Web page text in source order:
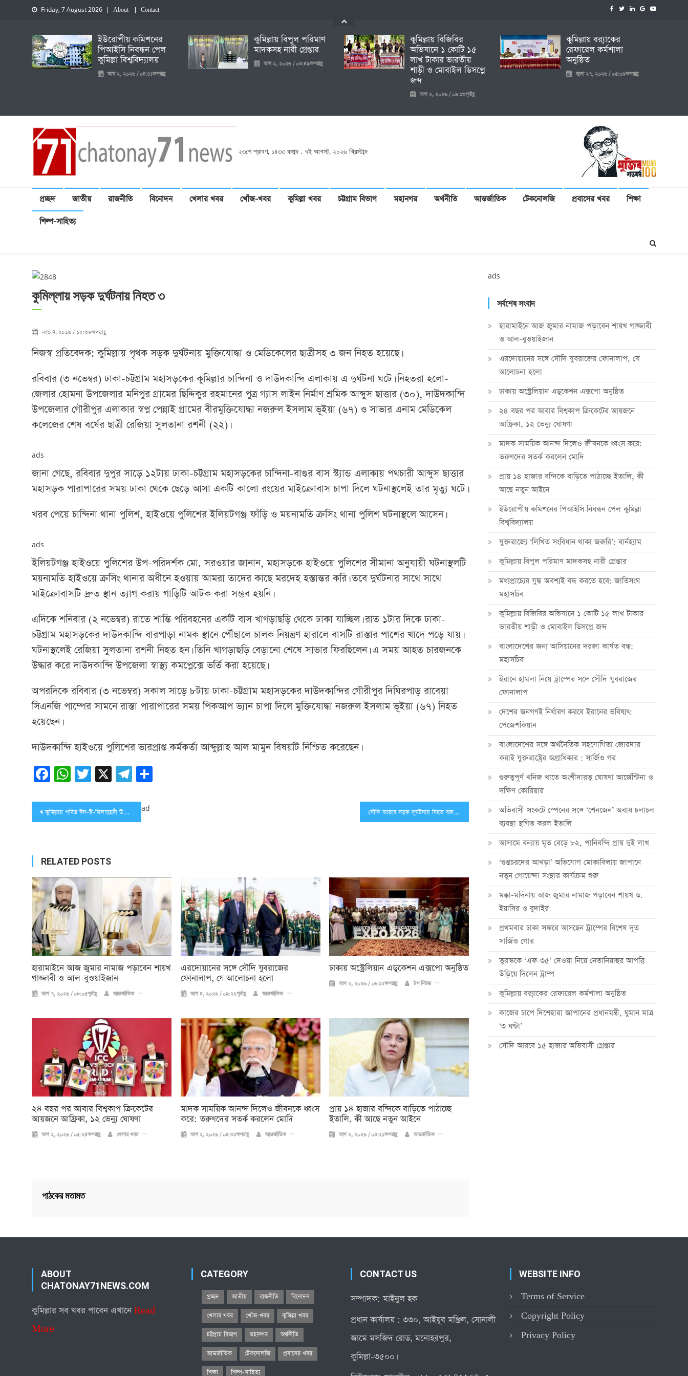
Friday, 7 August 2026 About Contact
ইউরোপীয় কমিশনের
পিআইসি নিবন্ধন পেল
কুমিল্লা বিশ্ববিদ্যালয়
আগ ২, ২০২৬ / ০৪:১১অপরাহ্ণ
কুমিল্লায় বিপুল পরিমাণ
মাদকসহ নারী গ্রেপ্তার
আগ ২, ২০২৬ / ০৩:৪৯অপরাহ্ণ
কুমিল্লায় বিজিবির
অভিযানে ১ কোটি ১৫
লাখ টাকার ভারতীয়
শাড়ী ও মোবাইল ডিসপ্লে
জব্দ
আগ ২, ২০২৬ / ০৯:১৩পূর্বাহ্ণ
কুমিল্লায় ব্র‍্যাকের
রেফারেল কর্মশালা
অনুষ্ঠিত
জুলা ২৭, ২০২৬ / ০৫:০৯অপরাহ্ণ
২৩শে শ্রাবণ, ১৪৩৩ বঙ্গাব্দ . ৭ই আগস্ট, ২০২৬ খ্রিস্টাব্দ
প্রচ্ছদ জাতীয় রাজনীতি বিনোদন খেলার খবর খোঁজ-খবর কুমিল্লা খবর চট্টগ্রাম বিভাগ মহানগর অর্থনীতি আন্তর্জাতিক টেকনোলজি প্রবাসের খবর শিক্ষা
শিল্প-সাহিত্য
কুমিল্লায় সড়ক দুর্ঘটনায় নিহত ৩
নভে ৪, ২০১৯ / ১২:৩৬অপরাহ্ণ
নিজস্ব প্রতিবেদক: কুমিল্লায় পৃথক সড়ক দুর্ঘটনায় মুক্তিযোদ্ধা ও মেডিকেলের ছাত্রীসহ ৩ জন নিহত হয়েছে।
রবিবার (৩ নভেম্বর) ঢাকা-চট্টগ্রাম মহাসড়কের কুমিল্লার চান্দিনা ও দাউদকান্দি এলাকায় এ দুর্ঘটনা ঘটে। নিহতরা হলো-
জেলার হোমনা উপজেলার মনিপুর গ্রামের ছিদ্দিকুর রহমানের পুত্র গ্যাস লাইন নির্মাণ শ্রমিক আব্দুস ছাত্তার (৩০), দাউদকান্দি
উপজেলার গৌরীপুর এলাকার স্বপ্ন পেন্নাই গ্রামের বীরমুক্তিযোদ্ধা নজরুল ইসলাম ভূইয়া (৬৭) ও সাভার এনাম মেডিকেল
কলেজের শেষ বর্ষের ছাত্রী রেজিয়া সুলতানা রশনী (২২)।
ads
জানা গেছে, রবিবার দুপুর সাড়ে ১২টায় ঢাকা-চট্টগ্রাম মহাসড়কের চান্দিনা-বাগুর বাস স্ট্যান্ড এলাকায় পথচারী আব্দুস ছাত্তার
মহাসড়ক পারাপারের সময় ঢাকা থেকে ছেড়ে আসা একটি কালো রংয়ের মাইক্রোবাস চাপা দিলে ঘটনাস্থলেই তার মৃত্যু ঘটে।
খরব পেয়ে চান্দিনা থানা পুলিশ, হাইওয়ে পুলিশের ইলিয়টগঞ্জ ফাঁড়ি ও ময়নামতি ক্রসিং থানা পুলিশ ঘটনাস্থলে আসেন।
ads
ইলিয়টগঞ্জ হাইওয়ে পুলিশের উপ-পরিদর্শক মো. সরওয়ার জানান, মহাসড়কে হাইওয়ে পুলিশের সীমানা অনুযায়ী ঘটনাস্থলটি
ময়নামতি হাইওয়ে ক্রসিং থানার অধীনে হওয়ায় আমরা তাদের কাছে মরদেহ হস্তান্তর করি। তবে দুর্ঘটনার সাথে সাথে
মাইক্রোবাসটি দ্রুত স্থান ত্যাগ করায় গাড়িটি আটক করা সম্ভব হয়নি।
এদিকে শনিবার (২ নভেম্বর) রাতে শান্তি পরিবহনের একটি বাস খাগড়াছড়ি থেকে ঢাকা যাচ্ছিল। রাত ১টার দিকে ঢাকা-
চট্টগ্রাম মহাসড়কের দাউদকান্দি বারপাড়া নামক স্থানে পৌঁছালে চালক নিয়ন্ত্রণ হারালে বাসটি রাস্তার পাশের খাদে পড়ে যায়।
ঘটনাস্থলেই রেজিয়া সুলতানা রশনী নিহত হন। তিনি খাগড়াছড়ি বেড়ানো শেষে সাভার ফিরছিলেন। এ সময় আহত চারজনকে
উদ্ধার করে দাউদকান্দি উপজেলা স্বাস্থ্য কমপ্লেক্সে ভর্তি করা হয়েছে।
অপরদিকে রবিবার (৩ নভেম্বর) সকাল সাড়ে ৮টায় ঢাকা-চট্টগ্রাম মহাসড়কের দাউদকান্দির গৌরীপুর দিঘিরপাড় রাবেয়া
সিএনজি পাম্পের সামনে রাস্তা পারাপারের সময় পিকআপ ভ্যান চাপা দিলে মুক্তিযোদ্ধা নজরুল ইসলাম ভূইয়া (৬৭) নিহত
হয়েছেন।
দাউদকান্দি হাইওয়ে পুলিশের ভারপ্রাপ্ত কর্মকর্তা আব্দুল্লাহ আল মামুন বিষয়টি নিশ্চিত করেছেন।
Facebook
WhatsApp
Twitter
X Telegram
Post
কুমিল্লায় পবিত্র ঈদ-ই-মিলাদুন্নবী উদযাপন কমিটির আলোচনা সভা অনুষ্ঠিত সৌদি আরবে সড়ক দূর্ঘটনায় নিহত বরুড়ার জুয়েলের দাফন সম্পন্ন
ad
RELATED POSTS
হারামাইনে আজ জুমার নামাজ পড়াবেন শায়খ
গাজ্জাবী ও আল-বুওয়াইজান
আগ ৭, ২০২৬ / ০৮:০৫পূর্বাহ্ণ আন্তর্জাতিক
এরদোয়ানের সঙ্গে সৌদি যুবরাজের
ফোনালাপ, যে আলোচনা হলো
আগ ৪, ২০২৬ / ০৯:২২পূর্বাহ্ণ আন্তর্জাতিক
ঢাকায় অস্ট্রেলিয়ান এডুকেশন এক্সপো অনুষ্ঠিত
আগ ২, ২০২৬ / ০৬:১২অপরাহ্ণ টপ নিউজ
২৪ বছর পর আবার বিশ্বকাপ ক্রিকে‌টের
আয়জনে আফ্রিকা, ১২ ভেন্যু ঘোষণা
আগ ২, ২০২৬ / ০৫:২৪অপরাহ্ণ খেলার খবর
মাদক সাময়িক আনন্দ দিলেও জীবনকে ধ্বংস
করে: তরুণদের সতর্ক করলেন মোদি
আগ ২, ২০২৬ / ০৪:৩১অপরাহ্ণ আন্তর্জাতিক
প্রায় ১৪ হাজার বন্দিকে বাড়িতে পাঠাচ্ছে
ইতালি, কী আছে নতুন আইনে
আগ ২, ২০২৬ / ০৪:২১অপরাহ্ণ আন্তর্জাতিক
পাঠকের মতামত
ads
সর্বশেষ সংবাদ
হারামাইনে আজ জুমার নামাজ পড়াবেন শায়খ গাজ্জাবী
ও আল-বুওয়াইজান
এরদোয়ানের সঙ্গে সৌদি যুবরাজের ফোনালাপ, যে
আলোচনা হলো
ঢাকায় অস্ট্রেলিয়ান এডুকেশন এক্সপো অনুষ্ঠিত
২৪ বছর পর আবার বিশ্বকাপ ক্রিকে‌টের আয়জনে
আফ্রিকা, ১২ ভেন্যু ঘোষণা
মাদক সাময়িক আনন্দ দিলেও জীবনকে ধ্বংস করে:
তরুণদের সতর্ক করলেন মোদি
প্রায় ১৪ হাজার বন্দিকে বাড়িতে পাঠাচ্ছে ইতালি, কী
আছে নতুন আইনে
ইউরোপীয় কমিশনের পিআইসি নিবন্ধন পেল কুমিল্লা
বিশ্ববিদ্যালয়
যুক্তরাজ্যে ‘লিখিত সংবিধান থাকা জরুরি’: বার্নহ্যাম
কুমিল্লায় বিপুল পরিমাণ মাদকসহ নারী গ্রেপ্তার
মধ্যপ্রাচ্যের যুদ্ধ অবশ্যই বন্ধ করতে হবে: জাতিসংঘ
মহাসচিব
কুমিল্লায় বিজিবির অভিযানে ১ কোটি ১৫ লাখ টাকার
ভারতীয় শাড়ী ও মোবাইল ডিসপ্লে জব্দ
বাংলাদেশের জন্য আসিয়ানের দরজা কার্যত বন্ধ:
মহাসচিব
ইরানে হামলা নিয়ে ট্রাম্পের সঙ্গে সৌদি যুবরাজের
ফোনালাপ
দেশের জনগণই নির্ধারণ করবে ইরানের ভবিষ্যৎ:
পেজেশকিয়ান
বাংলাদেশের সঙ্গে অর্থনৈতিক সহযোগিতা জোরদার
করাই যুক্তরাষ্ট্রের অগ্রাধিকার : সার্জিও গর
গুরুত্বপূর্ণ খনিজ খাতে অংশীদারত্ব ঘোষণা আর্জেন্টিনা ও
দক্ষিণ কোরিয়ার
অভিবাসী সংকটে স্পেনের সঙ্গে ‘শেনজেন’ অবাধ চলাচল
ব্যবস্থা স্থগিত করল ইতালি
আসামে বন্যায় মৃত বেড়ে ৮২, পানিবন্দি প্রায় দুই লাখ
‘গুপ্তচরদের আখড়া’ অভিযোগ মোকাবিলায় জাপানে
নতুন গোয়েন্দা সংস্থার কার্যক্রম শুরু
মক্কা-মদিনায় আজ জুমার নামাজ পড়াবেন শায়খ ড.
ইয়াসির ও বুদাইর
প্রথমবার ঢাকা সফরে আসছেন ট্রাম্পের বিশেষ দূত
সার্জিও গোর
তুরস্ককে ‘এফ-৩৫’ দেওয়া নিয়ে নেতানিয়াহুর আপত্তি
উড়িয়ে দিলেন ট্রাম্প
কুমিল্লায় ব্র‍্যাকের রেফারেল কর্মশালা অনুষ্ঠিত
কাজের চাপে দিশেহারা জাপানের প্রধানমন্ত্রী, ঘুমান মাত্র
‘৩ ঘণ্টা’
সৌদি আরবে ১৫ হাজার অভিবাসী গ্রেপ্তার
ABOUT
CHATONAY71NEWS.COM
কুমিল্লার সব খবর পাবেন এখানেRead
More
CATEGORY
প্রচ্ছদ জাতীয় রাজনীতি বিনোদন
খেলার খবর খোঁজ-খবর কুমিল্লা খবর
চট্টগ্রাম বিভাগ মহানগর অর্থনীতি
আন্তর্জাতিক টেকনোলজি প্রবাসের খবর
শিক্ষা শিল্প-সাহিত্য
CONTACT US
সম্পাদক: মাইনুল হক
প্রধান কার্যালয় : ৩৩০, আইয়ূব মঞ্জিল, সোনালী
জামে মসজিদ রোড, মনোহরপুর,
কুমিল্লা-৩৫০০।
WEBSITE INFO
Terms of Service
Copyright Policy
Privacy Policy